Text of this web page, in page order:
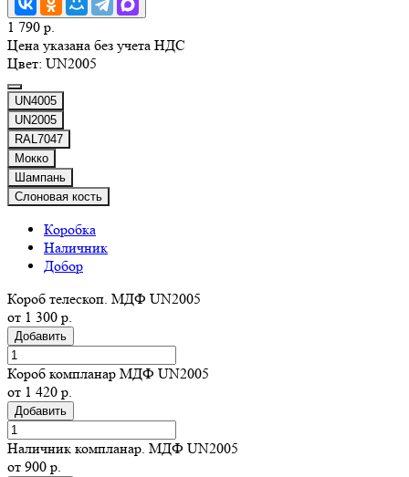
1 790 р.
Цена указана без учета НДС
Цвет: UN2005
UN4005
UN2005
RAL7047
Мокко
Шампань
Слоновая кость
Коробка
Наличник
Добор
Короб телескоп. МДФ UN2005
от 1 300 р.
Добавить
Короб компланар МДФ UN2005
от 1 420 р.
Добавить
Наличник компланар. МДФ UN2005
от 900 р.